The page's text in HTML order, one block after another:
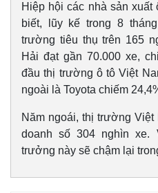
Hiệp hội các nhà sản xuất
biết, lũy kế trong 8
trường tiêu thụ trên 165
Hải đạt gần 70.000 xe,
đầu thị trường ô tô Việt
ngoài là Toyota chiếm
Năm ngoái, thị trường
doanh số 304 nghìn xe.
trưởng này sẽ chậm lại